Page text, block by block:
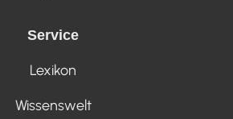
Service
Lexikon
Wissenswelt